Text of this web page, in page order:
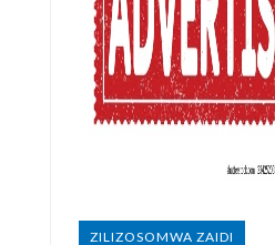
Mpaka Usomaji Wa
Nilipovunja Mikosi Na
Kushika Mimba Na Kufuta
ZILIZOSOMWA ZAIDI